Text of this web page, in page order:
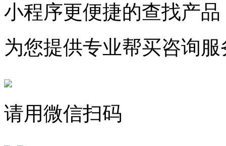
小程序更便捷的查找产品
为您提供专业帮买咨询服
请用微信扫码